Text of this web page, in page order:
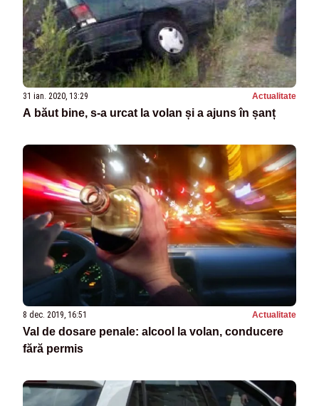
31 ian. 2020, 13:29 Actualitate
A băut bine, s-a urcat la volan și a ajuns în șanț
8 dec. 2019, 16:51 Actualitate
Val de dosare penale: alcool la volan, conducere
fără permis